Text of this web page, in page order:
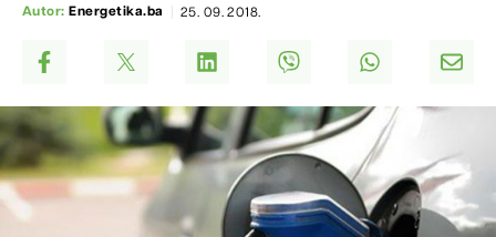
Autor: Energetika.ba 25. 09. 2018.